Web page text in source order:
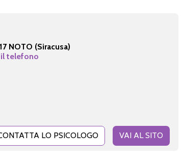
NOTO (Siracusa)
il telefono
LO PSICOLOGO VAI AL SITO